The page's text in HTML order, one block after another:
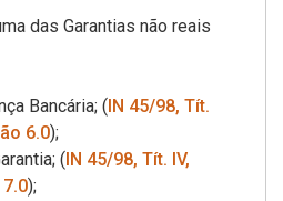
das Garantias não reais
Bancária; (IN 45/98, Tít.
6.0);
(IN 45/98, Tít. IV,
7.0);